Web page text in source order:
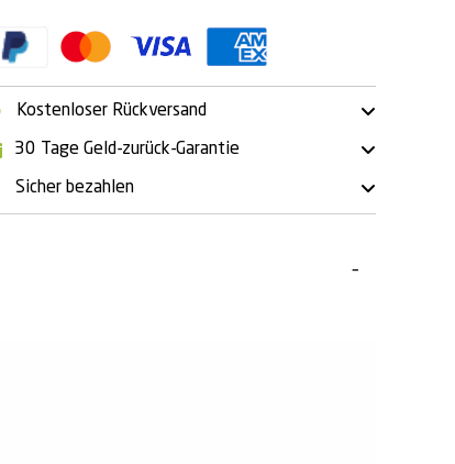
Kostenloser Rückversand
30 Tage Geld-zurück-Garantie
Sicher bezahlen